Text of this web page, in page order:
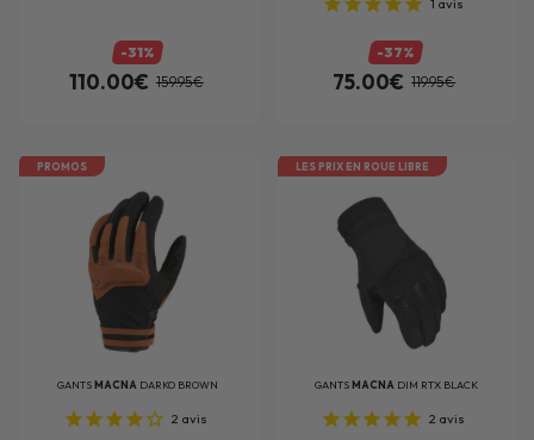
-31%
110.00€ 159.95€
1 avis
-37%
75.00€ 119.95€
PROMOS
GANTSMACNA DARKO BROWN
2 avis
LES PRIX EN ROUE LIBRE
GANTSMACNA DIM RTX BLACK
2 avis